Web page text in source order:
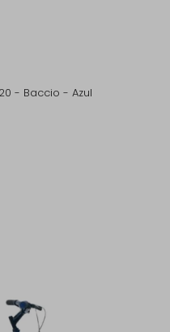
- Baccio - Azul